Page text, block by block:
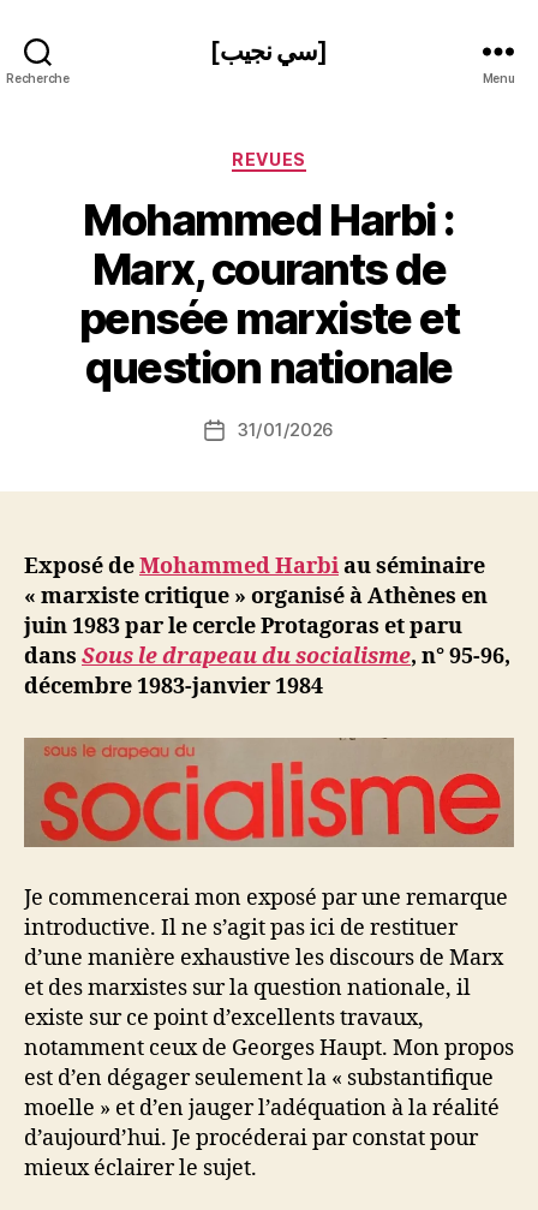
Recherche
[سي نجيب]
Menu
Catégories
REVUES
Mohammed Harbi :
Marx, courants de
pensée marxiste et
question nationale
Auteur
de
a
S
N
Date31/01/2026
Exposé deMohammed Harbiau séminaire
« marxiste critique » organisé à Athènes en
juin 1983 par le cercle Protagoras et paru
dans Sous le drapeau du socialisme, n° 95-96,
décembre 1983-janvier 1984
Je commencerai mon exposé par une remarque
introductive. Il ne s’agit pas ici de restituer
d’une manière exhaustive les discours de Marx
et des marxistes sur la question nationale, il
existe sur ce point d’excellents travaux,
notamment ceux de Georges Haupt. Mon propos
est d’en dégager seulement la « substantifique
moelle » et d’en jauger l’adéquation à la réalité
d’aujourd’hui. Je procéderai par constat pour
mieux éclairer le sujet.